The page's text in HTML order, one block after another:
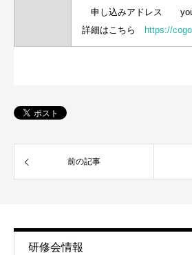
申し込みアドレス
詳細はこちら
https://
前の記事
研修会情報